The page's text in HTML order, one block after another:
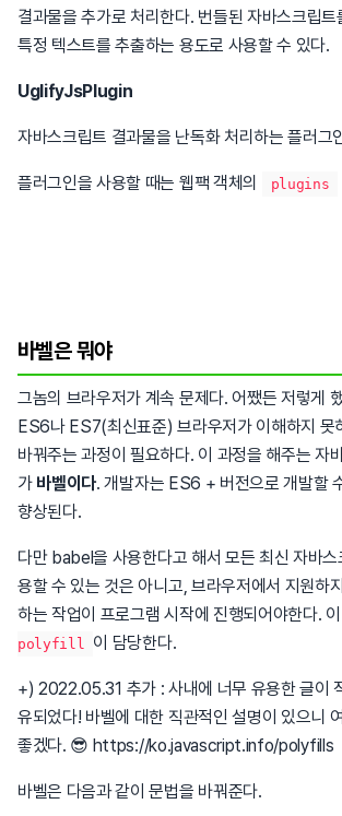
결과물을 추가로 처리한다. 번들된 자바스크립
특정 텍스트를 추출하는 용도로 사용할 수 있다.
UglifyJsPlugin
자바스크립트 결과물을 난독화 처리하는 플러그
플러그인을 사용할 때는 웹팩 객체의 plugins
바벨은 뭐야
그놈의 브라우저가 계속 문제다. 어쨌든 저렇게
ES6나 ES7(최신표준) 브라우저가 이해하지 못
바꿔주는 과정이 필요하다. 이 과정을 해주는 자
가 바벨이다. 개발자는 ES6 + 버전으로 개발할
향상된다.
다만 babel을 사용한다고 해서 모든 최신 자바
용할 수 있는 것은 아니고, 브라우저에서 지원하
하는 작업이 프로그램 시작에 진행되어야한다.
polyfill
이 담당한다.
+) 2022.05.31 추가 : 사내에 너무 유용한 글이
유되었다! 바벨에 대한 직관적인 설명이 있으니
좋겠다. 😎 https://ko.javascript.info/polyfills
바벨은 다음과 같이 문법을 바꿔준다.